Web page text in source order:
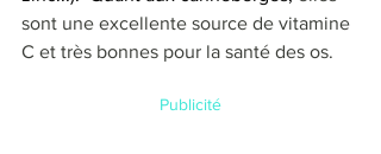
sont une excellente source de vitamine
C et très bonnes pour la santé des os.
Publicité